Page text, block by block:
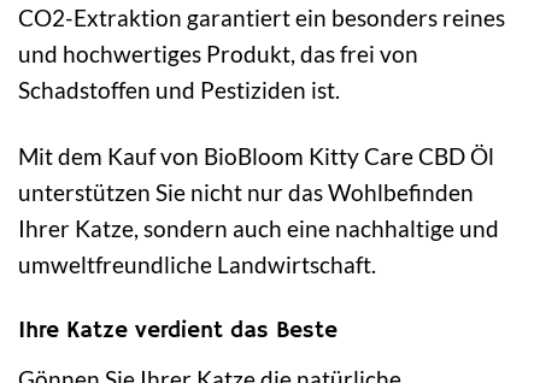
CO2-Extraktion garantiert ein besonders reines
und hochwertiges Produkt, das frei von
Schadstoffen und Pestiziden ist.
Mit dem Kauf von BioBloom Kitty Care CBD Öl
unterstützen Sie nicht nur das Wohlbefinden
Ihrer Katze, sondern auch eine nachhaltige und
umweltfreundliche Landwirtschaft.
Ihre Katze verdient das Beste